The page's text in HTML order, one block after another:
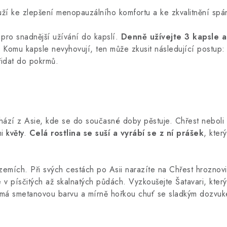
ke zlepšení menopauzálního komfortu a ke zkvalitnění
snadnější užívání do kapslí. Denně užívejte 3 kapsle
kapsle nevyhovují, ten může zkusit následující
do pokrmů.
z Asie, kde se do současné doby pěstuje. Chřest
květy. Celá rostlina se suší a vyrábí se z ní prášek,
Při svých cestách po Asii narazíte na Chřest
písčitých až skalnatých půdách. Vyzkoušejte Šatavari,
smetanovou barvu a mírně hořkou chuť se sladkým